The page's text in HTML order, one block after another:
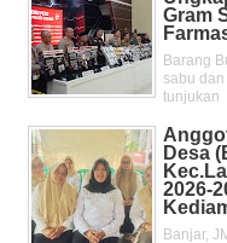
Gram
Barang
sabu
tunjukan
Desa
2026-
Banjar,